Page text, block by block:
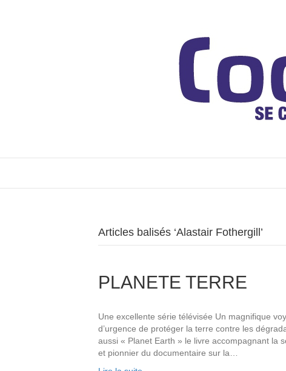
Articles balisés ‘Alastair Fothergill’
PLANETE TERRE
Une excellente série télévisée Un magnifique
d’urgence de protéger la terre contre les
aussi « Planet Earth » le livre accompagnant la
et pionnier du documentaire sur la…